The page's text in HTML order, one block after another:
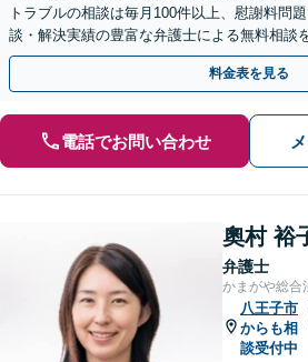
トラブルの相談は毎月100件以上、慰謝料問
談・解決実績の豊富な弁護士による無料相談
回相談０円(電話)】【東京都全域対応】
料金表を見る
電話でお問い合わせ
奧村 裕
弁護士
かまがや総合
八王子市
からも相
談受付中